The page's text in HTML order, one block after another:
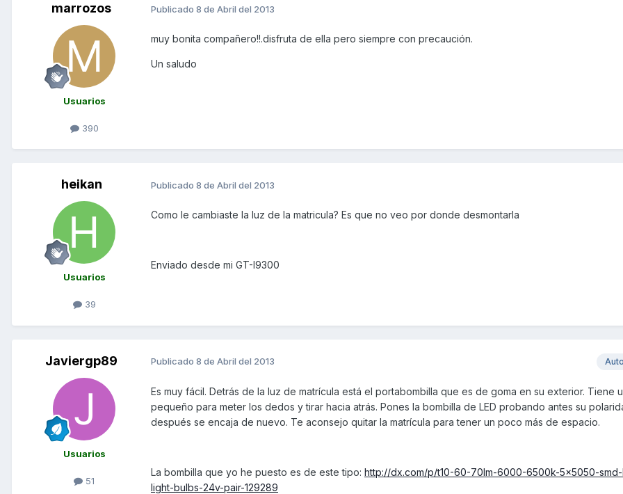
marrozos
Usuarios
390
Publicado 8 de Abril del 2013
muy bonita compañero!!.disfruta de ella pero siempre con precaución.
Un saludo
heikan
Usuarios
39
Publicado 8 de Abril del 2013
Como le cambiaste la luz de la matricula? Es que no veo por donde desmontarla
Enviado desde mi GT-I9300
Javiergp89
Usuarios
51
Publicado 8 de Abril del 2013
Es muy fácil. Detrás de la luz de matrícula está el portabombilla que es de goma en su exterior. Tiene
pequeño para meter los dedos y tirar hacia atrás. Pones la bombilla de LED probando antes su
después se encaja de nuevo. Te aconsejo quitar la matrícula para tener un poco más de espacio.
La bombilla que yo he puesto es de este tipo: http://dx.com/p/t10-60-70lm-6000-6500k-5x5050-
light-bulbs-24v-pair-129289